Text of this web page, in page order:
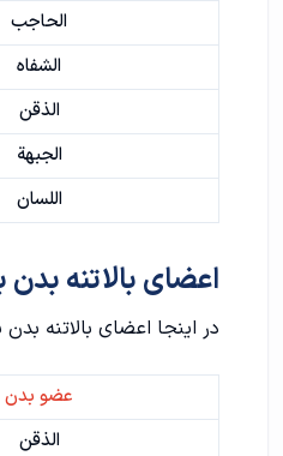
الحاجب
الشفاه
الذقن
الجبهة
اللسان
اعضای بالاتنه بدن
در اینجا اعضای بالاتنه
عضو بدن
الذقن